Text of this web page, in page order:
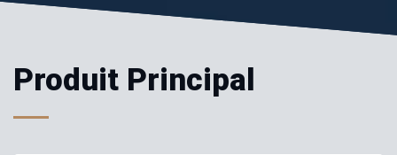
Produit Principal